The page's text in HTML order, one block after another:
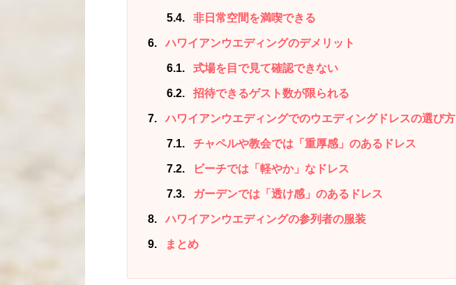
5.4 非日常空間を満喫できる
6 ハワイアンウエディングのデメリット
6.1 式場を目で見て確認できない
6.2 招待できるゲスト数が限られる
7 ハワイアンウエディングでのウエディングドレスの選び方
7.1 チャペルや教会では「重厚感」のあるドレス
7.2 ビーチでは「軽やか」なドレス
7.3 ガーデンでは「透け感」のあるドレス
8 ハワイアンウエディングの参列者の服装
9 まとめ